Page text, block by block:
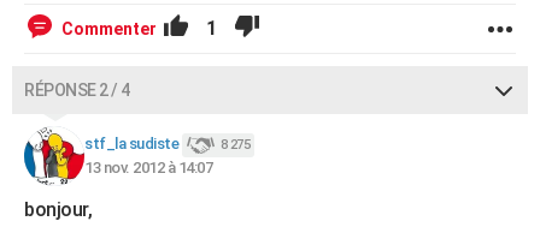
Commenter 1
RÉPONSE 2 / 4
stf_la sudiste 8 275
13 nov. 2012 à 14:07
bonjour,